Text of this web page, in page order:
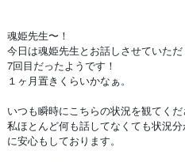
魂姫先生〜！
今日は魂姫先生とお話しさせていた
7回目だったようです！
１ヶ月置きくらいかなぁ。
いつも瞬時にこちらの状況を観てくだ
私ほとんど何も話してなくても状況
に安心もしております。